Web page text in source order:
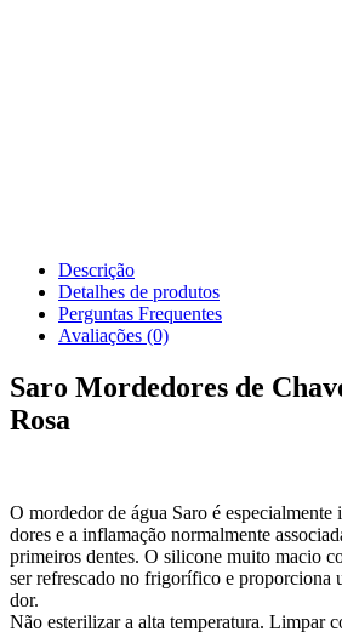
Descrição
Detalhes de produtos
Perguntas Frequentes
Avaliações (0)
Saro Mordedores de
Rosa
O mordedor de água Saro é especialmente
dores e a inflamação normalmente
primeiros dentes. O silicone muito macio
ser refrescado no frigorífico e proporciona
dor.
Não esterilizar a alta temperatura. Limpar